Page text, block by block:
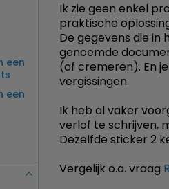
een
een
Ik zie geen enkel
praktische
De gegevens die in
genoemde
(of cremeren). En
vergissingen.
Ik heb al vaker
verlof te schrijven,
Dezelfde sticker 2
Vergelijk o.a. vraag